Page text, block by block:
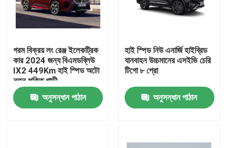
বাড়ি
গরম বিক্রয় লং রেঞ্জ ইলেকট্রিক
কার 2024 জন্য বিএমডব্লিউ
IX2 449Km হাই স্পিড অটো
নতুন শক্তি গাড়ী
অনুসন্ধান পাঠান
হাই স্পিড নিউ এনার্জি হাইব্রিড
যানবাহন উচ্চমানের এসইভি চেরি
টিগো ৮ প্রো
অনুসন্ধান পাঠান